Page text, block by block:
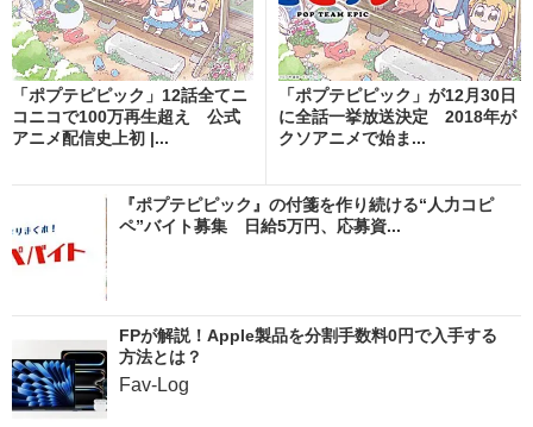
「ポプテピピック」12話全てニ
コニコで100万再生超え 公式
アニメ配信史上初 |...
「ポプテピピック」が12月30日
に全話一挙放送決定 2018年が
クソアニメで始ま...
『ポプテピピック』の付箋を作り続ける“人力コピ
ペ”バイト募集 日給5万円、応募資...
FPが解説！Apple製品を分割手数料0円で入手する
方法とは？
Fav-Log